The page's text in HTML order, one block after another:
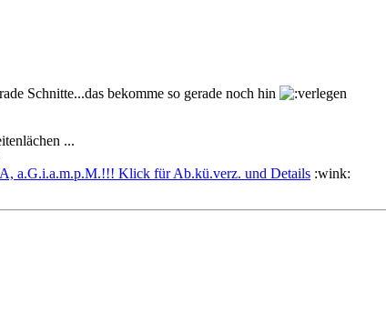
Schnitte...das bekomme so gerade noch hin
...
a.G.i.a.m.p.M.!!! Klick für Ab.kü.verz. und Details :wink: